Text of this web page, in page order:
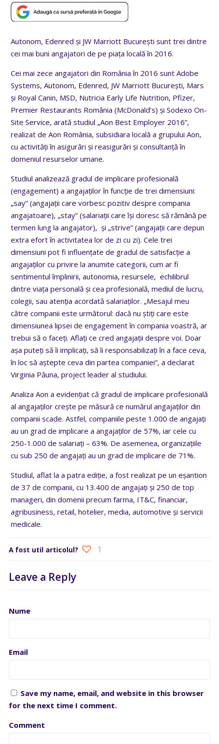
Autonom, Edenred și JW Marriott București sunt trei dintre
cei mai buni angajatori de pe piața locală în 2016.
Cei mai zece angajatori din România în 2016 sunt Adobe
Systems, Autonom, Edenred, JW Marriott București, Mars
și Royal Canin, MSD, Nutricia Early Life Nutrition, Pfizer,
Premier Restaurants România (McDonald’s) și Sodexo On-
Site Service, arată studiul „Aon Best Employer 2016”,
realizat de Aon România, subsidiara locală a grupului Aon,
cu activități în asigurări și reasigurări și consultanță în
domeniul resurselor umane.
Studiul analizează gradul de implicare profesională
(engagement) a angajaților în funcție de trei dimensiuni:
„say” (angajații care vorbesc pozitiv despre compania
angajatoare), „stay” (salariații care își doresc să rămână pe
termen lung la angajator), și „strive” (angajații care depun
extra efort în activitatea lor de zi cu zi). Cele trei
dimensiuni pot fi influențate de gradul de satisfacție a
angajaților cu privire la anumite categorii, cum ar fi
sentimentul împlinirii, autonomia, resursele, echilibrul
dintre viața personală și cea profesională, mediul de lucru,
colegii, sau atenția acordată salariaților. „Mesajul meu
către companii este următorul: dacă nu știți care este
dimensiunea lipsei de engagement în compania voastră, ar
trebui să o faceți. Aflați ce cred angajații despre voi. Doar
așa puteți să îi implicați, să îi responsabilizați în a face ceva,
în loc să aștepte ceva din partea companiei”, a declarat
Virginia Păuna, project leader al studiului.
Analiza Aon a evidențiat că gradul de implicare profesională
al angajaților crește pe măsură ce numărul angajaților din
companii scade. Astfel, companiile peste 1.000 de angajați
au un grad de implicare a angajaților de 57%, iar cele cu
250-1.000 de salariați – 63%. De asemenea, organizațiile
cu sub 250 de angajați au un grad de implicare de 71%.
Studiul, aflat la a patra ediție, a fost realizat pe un eșantion
de 37 de companii, cu 13.400 de angajați și 250 de top
manageri, din domenii precum farma, IT&C, financiar,
agribusiness, retail, hotelier, media, automotive și servicii
medicale.
A fost util articolul? 1
Leave a Reply
Nume
Email
Save my name, email, and website in this browser
for the next time I comment.
Comment